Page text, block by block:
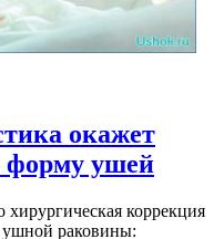
окажет
форму ушей
коррекция
ушной раковины: